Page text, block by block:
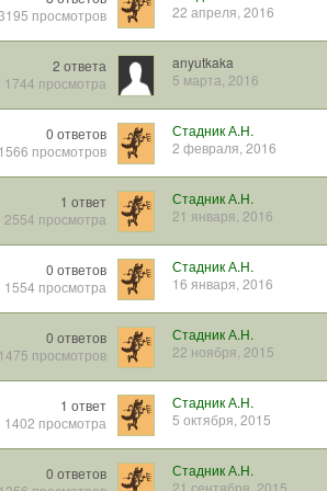
просмотров
22 апреля, 2016
2 ответа
1744 просмотра
anyutkaka
5 марта, 2016
0 ответов
просмотров
Стадник А.Н.
2 февраля, 2016
1 ответ
2554 просмотра
Стадник А.Н.
21 января, 2016
0 ответов
1554 просмотра
Стадник А.Н.
16 января, 2016
0 ответов
просмотров
Стадник А.Н.
22 ноября, 2015
1 ответ
1402 просмотра
Стадник А.Н.
5 октября, 2015
0 ответов
Стадник А.Н.